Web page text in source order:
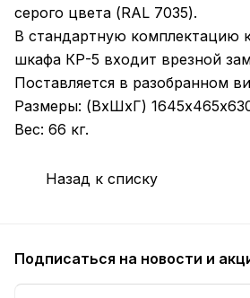
серого цвета (RAL 7035).
В стандартную комплектацию
шкафа КР-5 входит врезной
Поставляется в разобранном
Размеры: (ВхШхГ)
Вес: 66 кг.
Назад к списку
Подписаться на новости и